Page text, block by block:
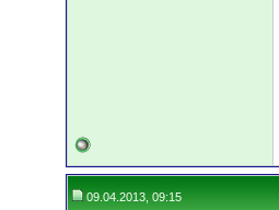
09.04.2013, 09:15